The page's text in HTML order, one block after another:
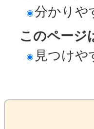
分かりや
このページ
見つけや